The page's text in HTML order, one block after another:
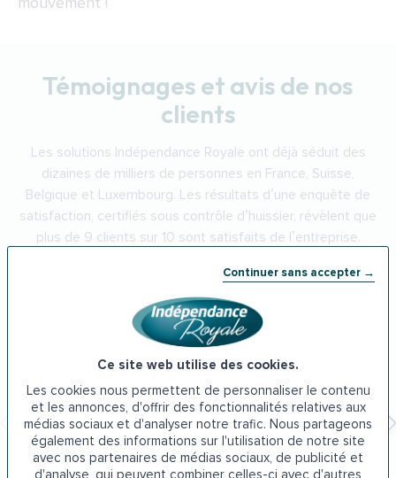
Continuer sans accepter →
Ce site web utilise des cookies.
Les cookies nous permettent de personnaliser le contenu
et les annonces, d'offrir des fonctionnalités relatives aux
médias sociaux et d'analyser notre trafic. Nous partageons
également des informations sur l'utilisation de notre site
avec nos partenaires de médias sociaux, de publicité et
d'analyse, qui peuvent combiner celles-ci avec d'autres
Témoignages et avis de nos
clients
Les solutions Indépendance Royale ont déjà séduit des
dizaines de milliers de personnes en France, Suisse,
Belgique et Luxembourg. Les résultats d’une enquête de
satisfaction, certifiés sous contrôle d’huissier, révèlent que
plus de 9 clients sur 10 sont satisfaits de l’entreprise.
Installation parfaite .
Équipe efficace et propre.
Travaux conformes au devis.
A recommander